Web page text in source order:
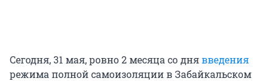
Сегодня, 31 мая, ровно 2 месяца со днявведения
режима полной самоизоляции в Забайкальском